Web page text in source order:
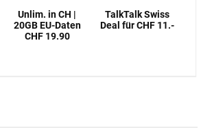
Unlim. in CH |
20GB EU-Daten
CHF 19.90
TalkTalk Swiss
Deal für CHF 11.-